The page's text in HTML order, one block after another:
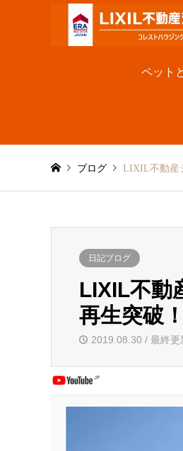
ペット
ブログ LIXIL不動産
日記ブログ
LIXIL不
再生突破！
2019.08.30 / 最終